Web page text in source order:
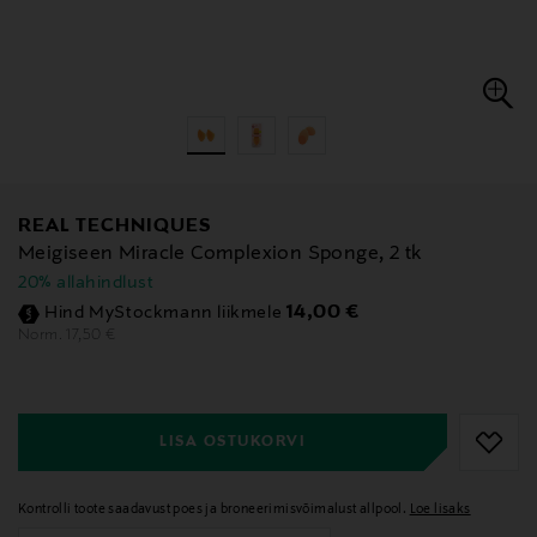
REAL TECHNIQUES
Meigiseen Miracle Complexion Sponge, 2 tk
20% allahindlust
Hind MyStockmann liikmele Discounted Price
14,00 €
Norm. Original Price
17,50 €
LISA OSTUKORVI
Kontrolli toote saadavust poes ja broneerimisvõimalust allpool. Loe lisaks